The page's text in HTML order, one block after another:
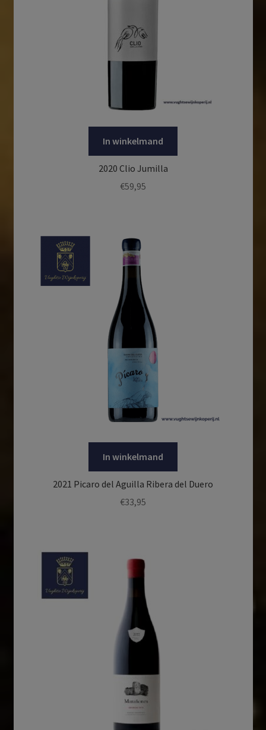
In winkelmand
2020 Clio Jumilla
€59,95
In winkelmand
2021 Picaro del Aguilla Ribera del Duero
€33,95